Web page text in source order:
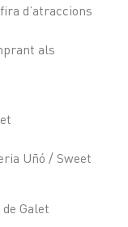
d’atraccions
als
Uñó / Sweet
Galet